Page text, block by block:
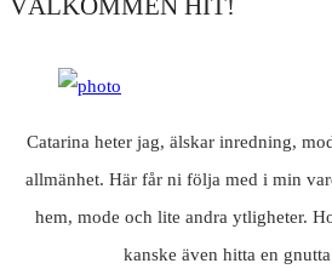
VÄLKOMMEN HIT!
Catarina heter jag, älskar inredning,
allmänhet. Här får ni följa med i min
hem, mode och lite andra ytligheter.
kanske även hitta en